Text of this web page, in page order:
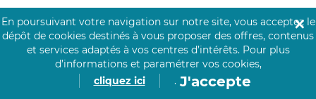
4,6/5
Avis clientsrécoltés sur
Google
En poursuivant votre navigation sur notre site, vous acceptez le
dépôt de cookies destinés à vous proposer des offres, contenus
et services adaptés à vos centres d’intérêts. Pour plus
d’informations et paramétrer vos cookies,
cliquez ici
. J'accepte
✕